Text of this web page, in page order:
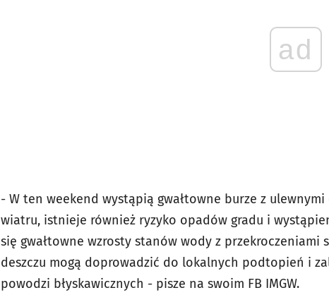
ad
- W ten weekend wystąpią gwałtowne burze z
wiatru, istnieje również ryzyko opadów gradu i
się gwałtowne wzrosty stanów wody z
deszczu mogą doprowadzić do lokalnych podtopień i
powodzi błyskawicznych - pisze na swoim FB IMGW.